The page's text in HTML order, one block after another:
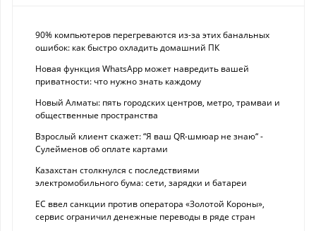
90% компьютеров перегреваются из-за этих банальных
ошибок: как быстро охладить домашний ПК
Новая функция WhatsApp может навредить вашей
приватности: что нужно знать каждому
Новый Алматы: пять городских центров, метро, трамваи и
общественные пространства
Взрослый клиент скажет: “Я ваш QR-шмюар не знаю“ -
Сулейменов об оплате картами
Казахстан столкнулся с последствиями
электромобильного бума: сети, зарядки и батареи
ЕС ввел санкции против оператора «Золотой Короны»,
сервис ограничил денежные переводы в ряде стран